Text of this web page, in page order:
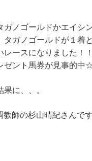
ノゴールドかエイシ
ガノゴールドが１着
ースになりました！！
ゼント馬券が見事的中
に、、。
師の杉山晴紀さんです